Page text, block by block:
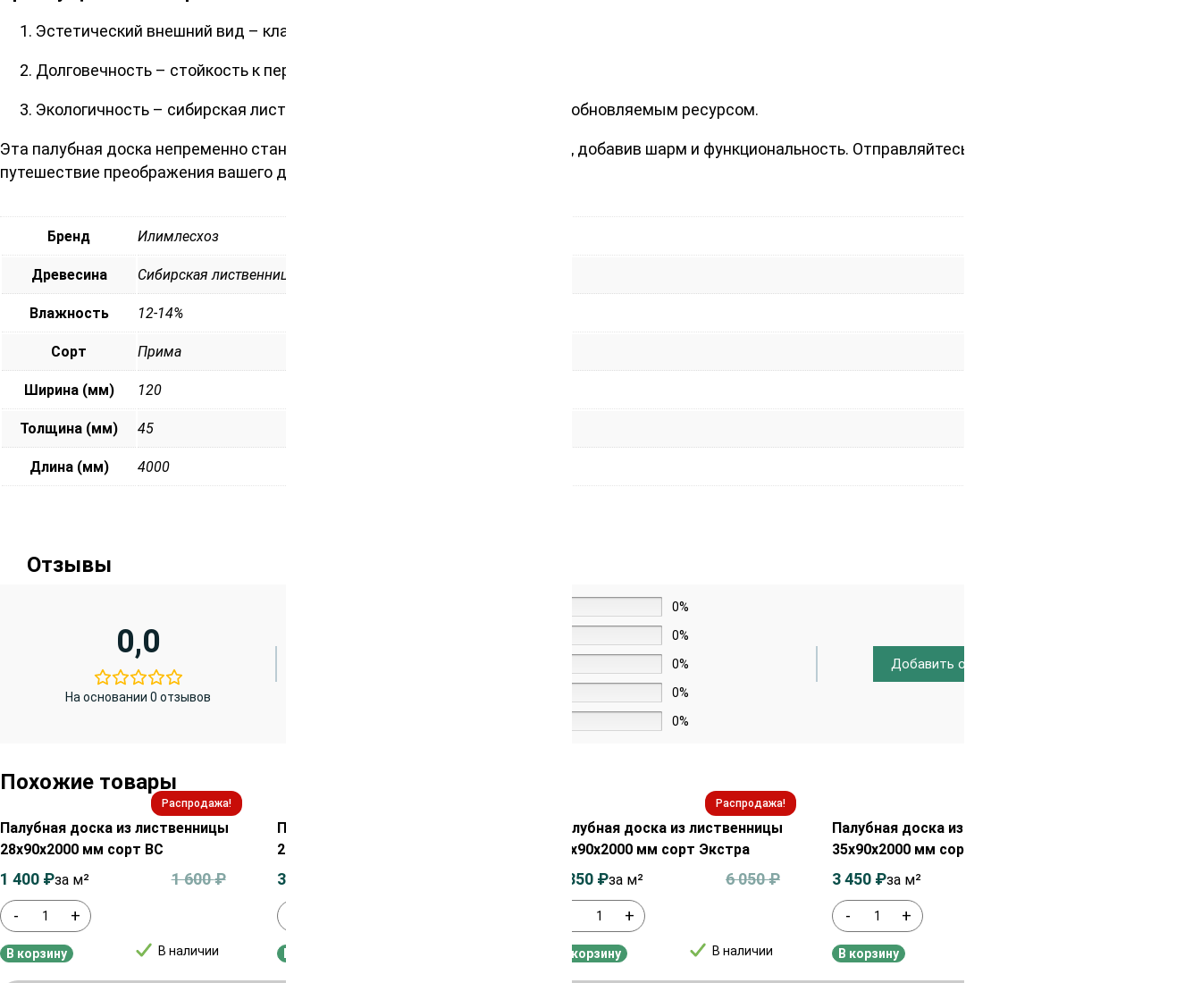
Эстетический внешний вид – классическое деревянное покрытие.
Долговечность – стойкость к перепадам температур и влажности.
Экологичность – сибирская лиственница является натуральным и возобновляемым ресурсом.
Эта палубная доска непременно станет украшением вашего пространства, добавив шарм и функциональность. Отправляйтесь в
путешествие преображения вашего дома уже сегодня!
Бренд Илимлесхоз
Древесина Сибирская лиственница
Влажность 12-14%
Сорт Прима
Ширина (мм) 120
Толщина (мм) 45
Длина (мм) 4000
Отзывы
0,0
На основании 0 отзывов
0%
0%
0%
0%
0%
Добавить отзыв
Похожие товары
Распродажа!
Палубная доска из лиственницы
28х90х2000 мм сорт ВС
- +
В наличии
1 600₽
1 400 ₽за м²
В корзину
Палубная доска из лиственницы
28х90х2000 мм сорт Экстра
3 700
Распродажа!
Палубная доска из лиственницы
45х90х2000 мм сорт Экстра
+
В наличии
6 050₽
5 850 ₽за м²
В корзину
Палубная доска из лиственницы
35х90х2000 мм сорт Прима
- +
3 450 ₽за м²
В корзину